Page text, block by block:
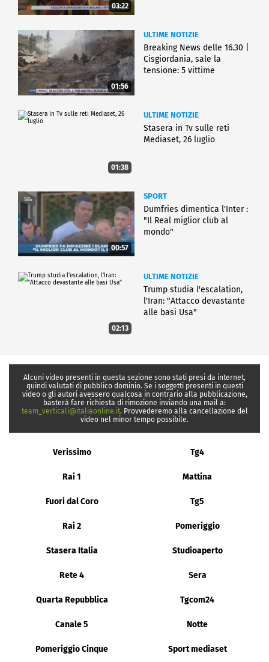
03:22
01:56
ULTIME NOTIZIE
Breaking News delle 16.30 |
Cisgiordania, sale la
tensione: 5 vittime
01:38
ULTIME NOTIZIE
Stasera in Tv sulle reti
Mediaset, 26 luglio
00:57
SPORT
Dumfries dimentica l'Inter :
"Il Real miglior club al
mondo"
02:13
ULTIME NOTIZIE
Trump studia l'escalation,
l'Iran: "Attacco devastante
alle basi Usa"
Alcuni video presenti in questa sezione sono stati presi da internet,
quindi valutati di pubblico dominio. Se i soggetti presenti in questi
video o gli autori avessero qualcosa in contrario alla pubblicazione,
basterà fare richiesta di rimozione inviando una mail a:
team_verticali@italiaonline.it. Provvederemo alla cancellazione del
video nel minor tempo possibile.
Verissimo Tg4
Rai 1 Mattina
Fuori dal Coro Tg5
Rai 2 Pomeriggio
Stasera Italia Studioaperto
Rete 4 Sera
Quarta Repubblica Tgcom24
Canale 5 Notte
Pomeriggio Cinque Sport mediaset